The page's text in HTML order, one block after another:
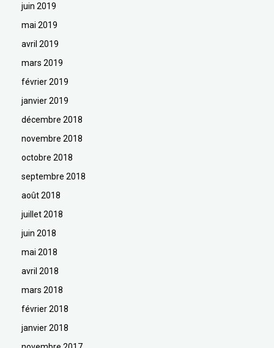
juin 2019
mai 2019
avril 2019
mars 2019
février 2019
janvier 2019
décembre 2018
novembre 2018
octobre 2018
septembre 2018
août 2018
juillet 2018
juin 2018
mai 2018
avril 2018
mars 2018
février 2018
janvier 2018